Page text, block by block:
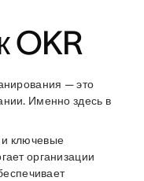
OKR
— это
Именно здесь в
и ключевые
организации